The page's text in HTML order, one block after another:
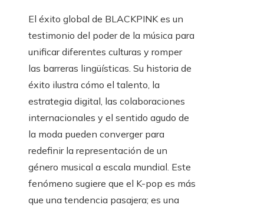
El éxito global de BLACKPINK es un
testimonio del poder de la música para
unificar diferentes culturas y romper
las barreras lingüísticas. Su historia de
éxito ilustra cómo el talento, la
estrategia digital, las colaboraciones
internacionales y el sentido agudo de
la moda pueden converger para
redefinir la representación de un
género musical a escala mundial. Este
fenómeno sugiere que el K-pop es más
que una tendencia pasajera; es una